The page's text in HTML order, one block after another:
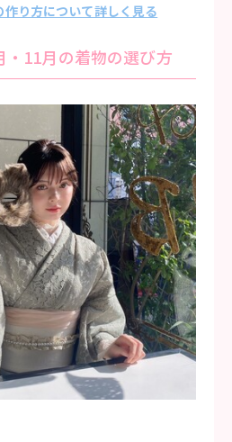
り方について詳しく見る
・11月の着物の選び方